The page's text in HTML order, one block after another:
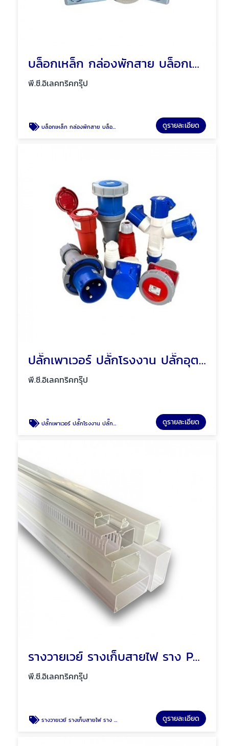
บล็อกเหล็ก กล่องพักสาย บล็อกเหล็กกันน้ำ พัทยา ชลบุรี
พี.ซี.อิเลคทริคกรุ๊ป
บล็อกเหล็ก กล่องพักสาย บล็อกเหล็กกันน้ำ พัทยา ชลบุรี ดูรายละเอียด
ปลั๊กเพาเวอร์ ปลั๊กโรงงาน ปลั๊กอุตสาหกรรม พัทยา ชลบุรี
พี.ซี.อิเลคทริคกรุ๊ป
ปลั๊กเพาเวอร์ ปลั๊กโรงงาน ปลั๊กอุตสาหกรรม พัทยา ชลบุรี ดูรายละเอียด
รางวายเวย์ รางเก็บสายไฟ ราง PVC พัทยา ชลบุรี
พี.ซี.อิเลคทริคกรุ๊ป
รางวายเวย์ รางเก็บสายไฟ ราง PVC พัทยา ชลบุรี ดูรายละเอียด